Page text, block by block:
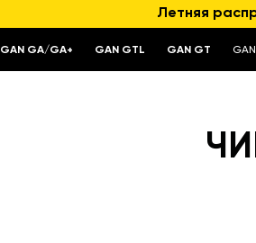
Летняя
GAN GA/GA+ GAN GTL GAN GT